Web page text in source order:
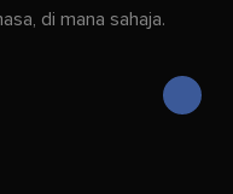
di mana sahaja.